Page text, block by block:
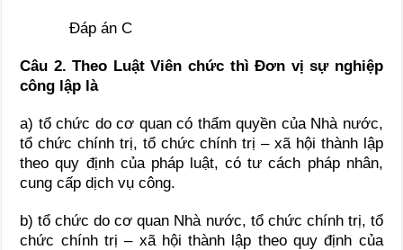
Đáp án C
Câu 2. Theo Luật Viên chức thì Đơn vị sự nghiệp
công lập là
a) tổ chức do cơ quan có thẩm quyền của Nhà nước,
tổ chức chính trị, tổ chức chính trị – xã hội thành lập
theo quy định của pháp luật, có tư cách pháp nhân,
cung cấp dịch vụ công.
b) tổ chức do cơ quan Nhà nước, tổ chức chính trị, tổ
chức chính trị – xã hội thành lập theo quy định của